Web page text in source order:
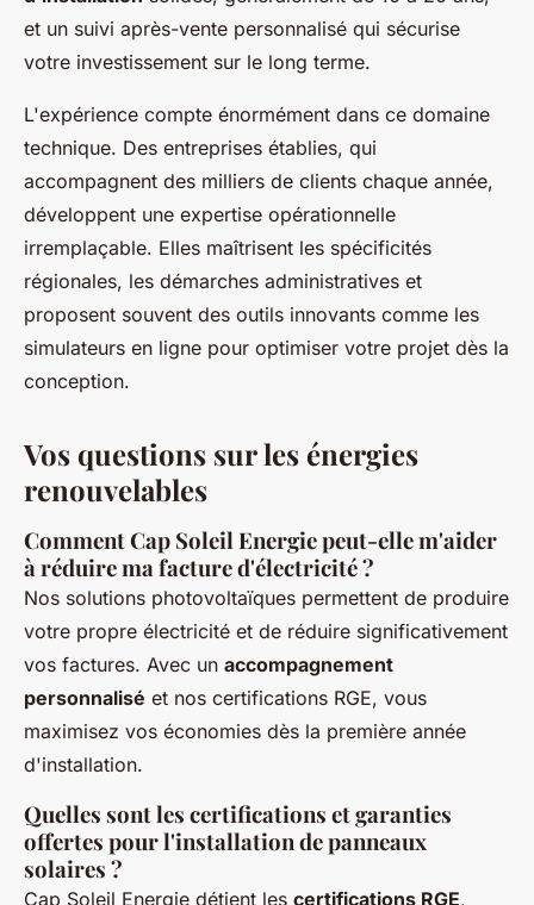
et un suivi après-vente personnalisé qui sécurise
votre investissement sur le long terme.
L'expérience compte énormément dans ce domaine
technique. Des entreprises établies, qui
accompagnent des milliers de clients chaque année,
développent une expertise opérationnelle
irremplaçable. Elles maîtrisent les spécificités
régionales, les démarches administratives et
proposent souvent des outils innovants comme les
simulateurs en ligne pour optimiser votre projet dès la
conception.
Vos questions sur les énergies
renouvelables
Comment Cap Soleil Energie peut-elle m'aider
à réduire ma facture d'électricité ?
Nos solutions photovoltaïques permettent de produire
votre propre électricité et de réduire significativement
vos factures. Avec un accompagnement
personnalisé et nos certifications RGE, vous
maximisez vos économies dès la première année
d'installation.
Quelles sont les certifications et garanties
offertes pour l'installation de panneaux
solaires ?
Cap Soleil Energie détient les certifications RGE,